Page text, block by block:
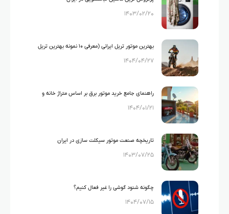
۱۴۰۳/۰۲/۲۰
بهترین موتور تریل ایرانی (معرفی ۱۰ نمونه بهترین تریل
های ایرانی)
۱۴۰۴/۰۴/۲۷
راهنمای جامع خرید موتور برق بر اساس متراژ خانه و
لوازم خانگی
۱۴۰۴/۰۱/۲۱
تاریخچه صنعت موتور سیکلت سازی در ایران
۱۴۰۳/۰۷/۲۵
چگونه شنود گوشی را غیر فعال کنیم؟
۱۴۰۴/۰۷/۱۵